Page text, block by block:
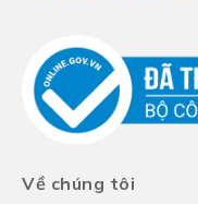
Về chúng tôi